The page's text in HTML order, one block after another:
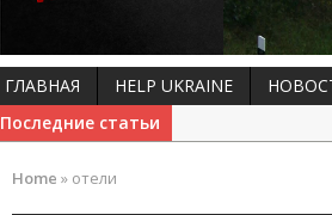
ГЛАВНАЯ HELP UKRAINE
Последние статьи
Home » отели